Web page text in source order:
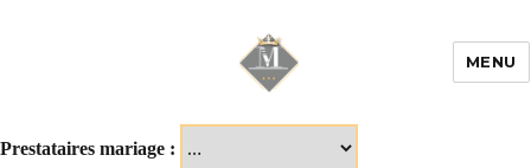
MENU
Prestataires mariage :